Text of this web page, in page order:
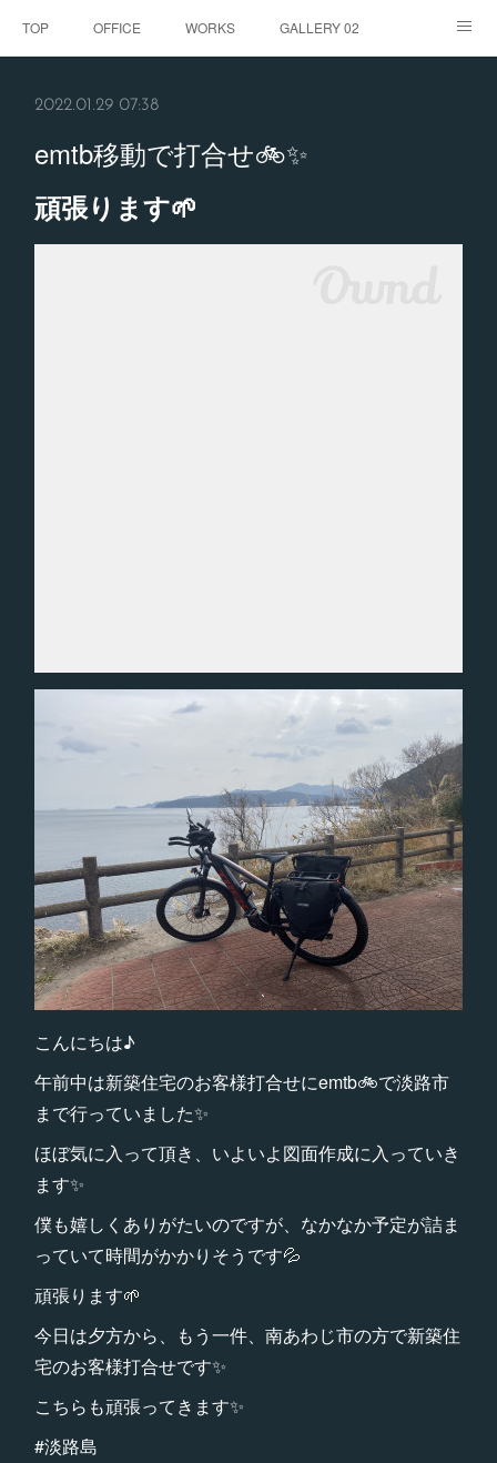
TOP OFFICE WORKS GALLERY 02
2022.01.29 07:38
emtb移動で打合せ🚲✨
頑張ります🌱
こんにちは♪
午前中は新築住宅のお客様打合せにemtb🚲で淡路市
まで行っていました✨
ほぼ気に入って頂き、いよいよ図面作成に入っていき
ます✨
僕も嬉しくありがたいのですが、なかなか予定が詰ま
っていて時間がかかりそうです💦
頑張ります🌱
今日は夕方から、もう一件、南あわじ市の方で新築住
宅のお客様打合せです✨
こちらも頑張ってきます✨
#淡路島